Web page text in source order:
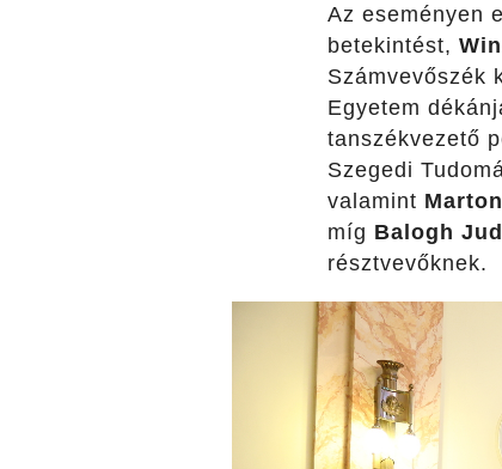
Az eseményen
betekintést,
Számvevőszék
Egyetem
tanszékvezető
Szegedi
valamint
míg Balogh
résztvevőknek.